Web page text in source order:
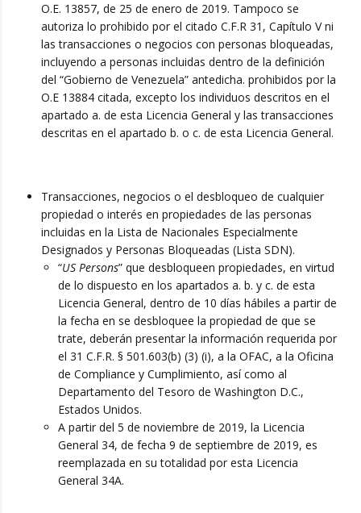
O.E. 13857, de 25 de enero de 2019. Tampoco se
autoriza lo prohibido por el citado C.F.R 31, Capítulo V ni
las transacciones o negocios con personas bloqueadas,
incluyendo a personas incluidas dentro de la definición
del “Gobierno de Venezuela” antedicha. prohibidos por la
O.E 13884 citada, excepto los individuos descritos en el
apartado a. de esta Licencia General y las transacciones
descritas en el apartado b. o c. de esta Licencia General.
Transacciones, negocios o el desbloqueo de cualquier
propiedad o interés en propiedades de las personas
incluidas en la Lista de Nacionales Especialmente
Designados y Personas Bloqueadas (Lista SDN).
“US Persons” que desbloqueen propiedades, en virtud
de lo dispuesto en los apartados a. b. y c. de esta
Licencia General, dentro de 10 días hábiles a partir de
la fecha en se desbloquee la propiedad de que se
trate, deberán presentar la información requerida por
el 31 C.F.R. § 501.603(b) (3) (i), a la OFAC, a la Oficina
de Compliance y Cumplimiento, así como al
Departamento del Tesoro de Washington D.C.,
Estados Unidos.
A partir del 5 de noviembre de 2019, la Licencia
General 34, de fecha 9 de septiembre de 2019, es
reemplazada en su totalidad por esta Licencia
General 34A.